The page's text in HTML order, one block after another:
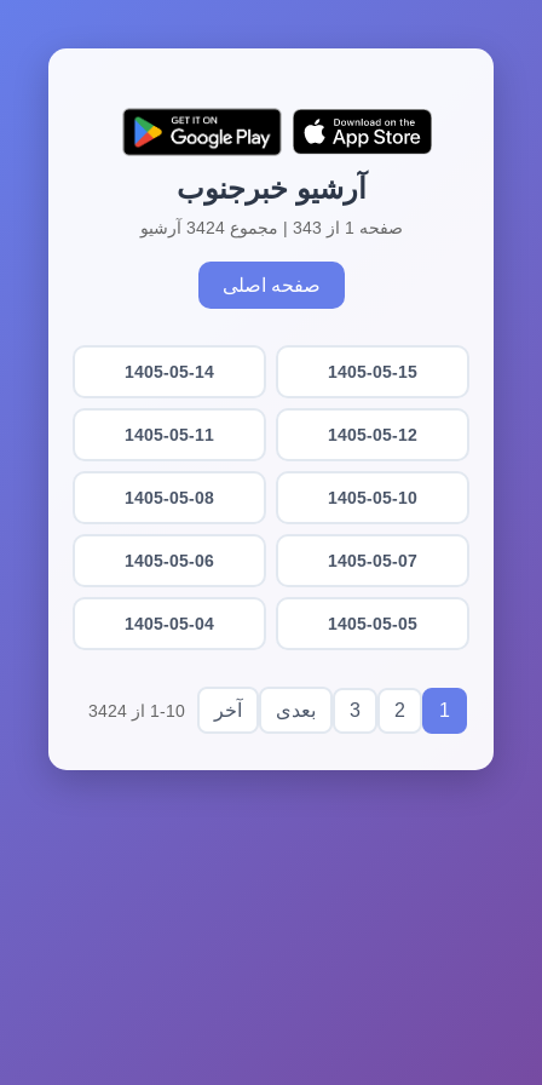
آرشیو خبرجنوب
صفحه 1 از 343 | مجموع 3424 آرشیو
صفحه اصلی
1405-05-15
1405-05-14
1405-05-12
1405-05-11
1405-05-10
1405-05-08
1405-05-07
1405-05-06
1405-05-05
1405-05-04
1
2
3 بعدی آخر 1-10 از 3424